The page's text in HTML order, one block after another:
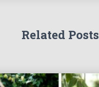
Related Posts